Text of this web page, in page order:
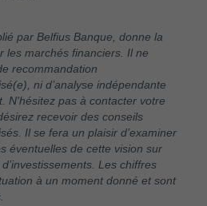
par Belfius Banque, donne la
les marchés financiers. Il ne
recommandation
ni d’analyse indépendante
N'hésitez pas à contacter votre
recevoir des conseils
Il se fera un plaisir d’examiner
éventuelles de cette vision sur
Les chiffres
à un moment donné et sont